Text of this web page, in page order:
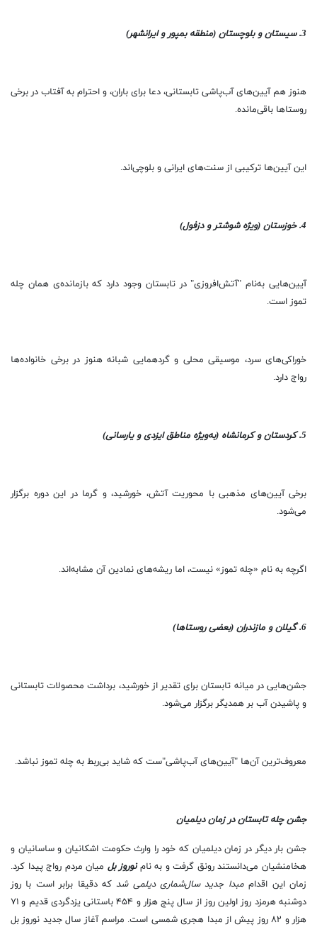
3. سیستان و بلوچستان (منطقه بمپور و ایرانشهر)
هنوز هم آیین‌های آب‌پاشی تابستانی، دعا برای باران، و احترام به آفتاب در برخی
روستاها باقی‌مانده.
این آیین‌ها ترکیبی از سنت‌های ایرانی و بلوچی‌اند.
4. خوزستان (ویژه شوشتر و دزفول)
آیین‌هایی به‌نام "آتش‌افروزی" در تابستان وجود دارد که بازمانده‌ی همان چله
تموز است.
خوراکی‌های سرد، موسیقی محلی و گردهمایی شبانه هنوز در برخی خانواده‌ها
رواج دارد.
5. کردستان و کرمانشاه (به‌ویژه مناطق ایزدی و یارسانی)
برخی آیین‌های مذهبی با محوریت آتش، خورشید، و گرما در این دوره برگزار
می‌شود.
اگرچه به نام «چله تموز» نیست، اما ریشه‌های نمادین آن مشابه‌اند.
6. گیلان و مازندران (بعضی روستاها)
جشن‌هایی در میانه تابستان برای تقدیر از خورشید، برداشت محصولات تابستانی
و پاشیدن آب بر همدیگر برگزار می‌شود.
معروف‌ترین آن‌ها "آیین‌های آب‌پاشی"‌ست که شاید بی‌ربط به چله تموز نباشد.
جشن چله تابستان در زمان دیلمیان
جشن بار دیگر در زمان دیلمیان که خود را وارث حکومت‌ اشکانیان و ساسانیان و
هخامنشیان می‌دانستند رونق گرفت و به نامنوروز بل میان مردم رواج پیدا کرد.
زمان این اقداممبدا جدید سال‌شماری دیلمی شدکه دقیقا برابر است با روز
دوشنبه هرمزد روز اولین روز از سال پنج هزار و ۴۵۴ باستانی یزدگردی قدیم و ۷۱
هزار و ۸۲ روز پیش از مبدا هجری شمسی است. مراسم آغاز سال جدید نوروز بل